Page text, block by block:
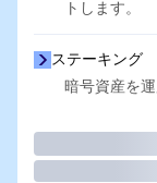
トします。
ステーキング
暗号資産を